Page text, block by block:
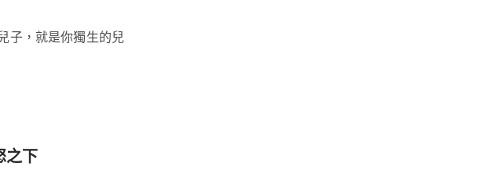
子，就是你獨生的兒
之下